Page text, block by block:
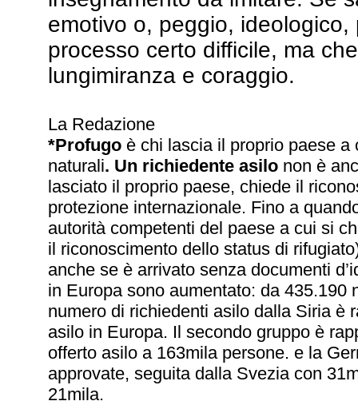
emotivo o, peggio,
processo certo difficile, ma
lungimiranza e coraggio.
La Redazione
*Profugoè chi lascia il proprio paese a
naturali. Un richiedente asilo non è
lasciato il proprio paese, chiede il
protezione internazionale. Fino a
autorità competenti del paese a cui si
il riconoscimento dello status di
anche se è arrivato senza documenti
in Europa sono aumentato: da 435.190
numero di richiedenti asilo dalla Siria è
asilo in Europa. Il secondo gruppo è
offerto asilo a 163mila persone. e la
approvate, seguita dalla Svezia con
21mila.